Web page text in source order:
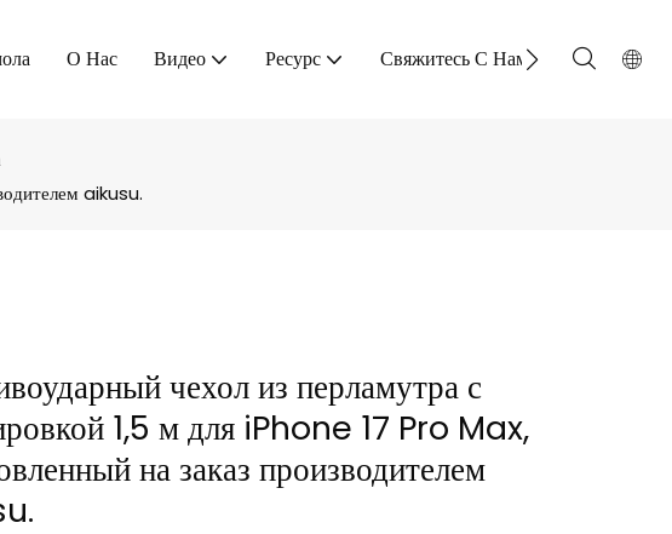
О Нас Видео Ресурс Свяжитесь С Нами
aikusu.
чехол из перламутра с
1,5 м для iPhone 17 Pro Max,
на заказ производителем